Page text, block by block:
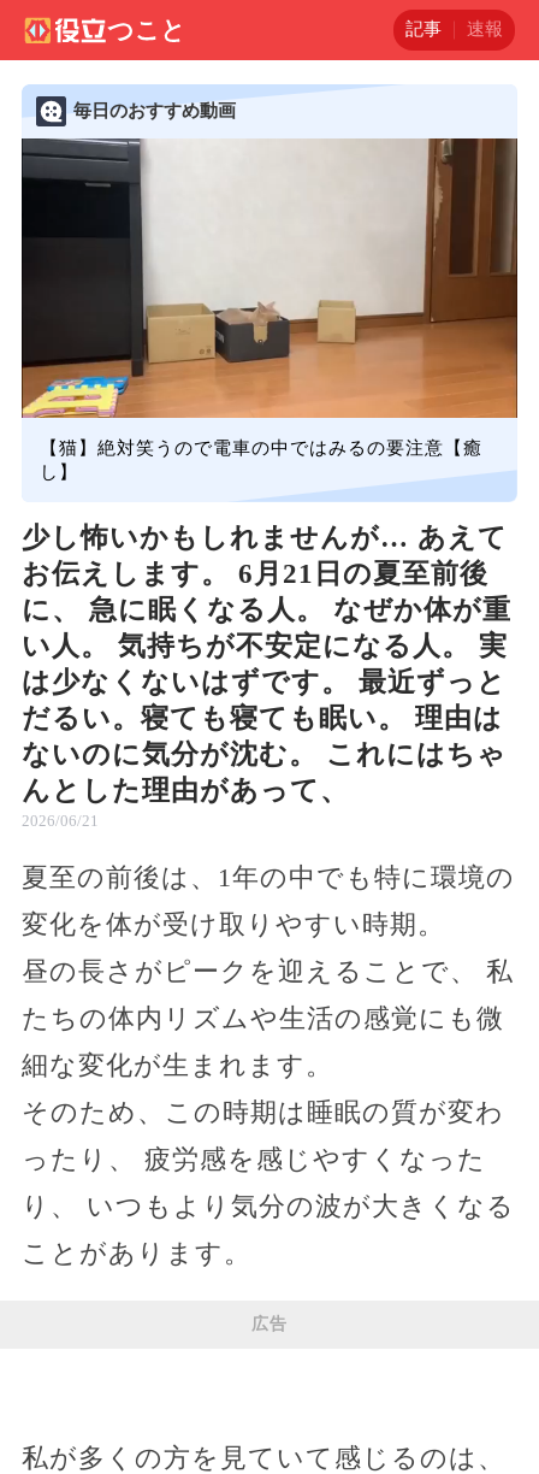
記事 速報
毎日のおすすめ動画
【猫】絶対笑うので電車の中ではみるの要注意【癒
し】
少し怖いかもしれませんが… あえて
お伝えします。 6月21日の夏至前後
に、 急に眠くなる人。 なぜか体が重
い人。 気持ちが不安定になる人。 実
は少なくないはずです。 最近ずっと
だるい。寝ても寝ても眠い。 理由は
ないのに気分が沈む。 これにはちゃ
んとした理由があって、
2026/06/21
夏至の前後は、1年の中でも特に環境の
変化を体が受け取りやすい時期。
昼の長さがピークを迎えることで、 私
たちの体内リズムや生活の感覚にも微
細な変化が生まれます。
そのため、この時期は睡眠の質が変わ
ったり、 疲労感を感じやすくなった
り、 いつもより気分の波が大きくなる
ことがあります。
広告
私が多くの方を見ていて感じるのは、